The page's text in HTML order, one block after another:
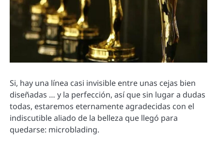
Si, hay una línea casi invisible entre unas cejas bien
diseñadas … y la perfección, así que sin lugar a dudas
todas, estaremos eternamente agradecidas con el
indiscutible aliado de la belleza que llegó para
quedarse: microblading.